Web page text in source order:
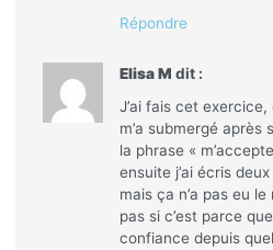
Répondre
Elisa M dit :
J’ai fais cet
m’a submergé après
la phrase «
ensuite j’ai écris
mais ça n’a pas eu
pas si c’est parce
confiance depuis